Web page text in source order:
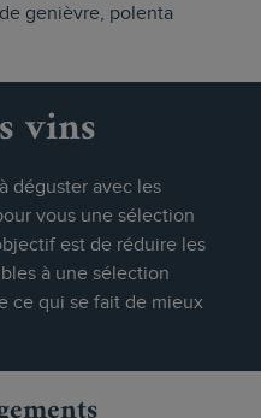
genièvre, polenta
vins
déguster avec les
vous une sélection
est de réduire les
à une sélection
ce qui se fait de mieux